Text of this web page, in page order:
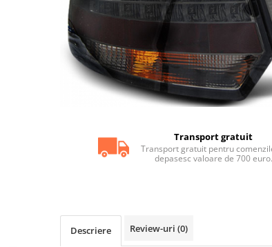
Statii radio CB
Suspensii auto
Bucsi poliuretan
Tuning aerodinamic
Accesorii bari auto
Eleroane auto
Transport gratuit
Transport gratuit pentru
depasesc valoare de 700 euro.
Descriere Review-uri (0)